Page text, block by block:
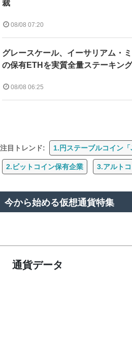
裁
08/08 07:20
グレースケール、イーサリアム・
の保有ETHを実質全量ステーキン
08/08 06:25
注目トレンド: 1.円ステーブルコイン「
2.ビットコイン保有企業 3.アルト
今から始める仮想通貨特集
通貨データ